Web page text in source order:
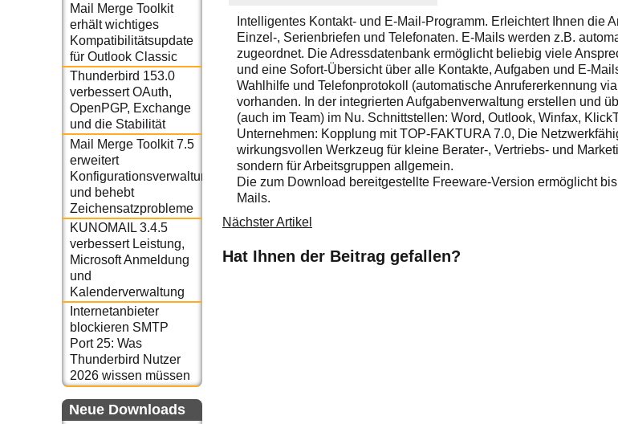
Mail Merge Toolkit
erhält wichtiges
Kompatibilitätsupdate
für Outlook Classic
Thunderbird 153.0
verbessert OAuth,
OpenPGP, Exchange
und die Stabilität
Mail Merge Toolkit 7.5
erweitert
Konfigurationsverwaltung
und behebt
Zeichensatzprobleme
KUNOMAIL 3.4.5
verbessert Leistung,
Microsoft Anmeldung
und
Kalenderverwaltung
Internetanbieter
blockieren SMTP
Port 25: Was
Thunderbird Nutzer
2026 wissen müssen
Neue Downloads
Intelligentes Kontakt- und E-Mail-Programm. Erleichtert Ihnen die
Einzel-, Serienbriefen und Telefonaten. E-Mails werden z.B.
zugeordnet. Die Adressdatenbank ermöglicht beliebig viele
und eine Sofort-Übersicht über alle Kontakte, Aufgaben und E-
Wahlhilfe und Telefonprotokoll (automatische Anrufererkennung
vorhanden. In der integrierten Aufgabenverwaltung erstellen und
(auch im Team) im Nu. Schnittstellen: Word, Outlook, Winfax,
Unternehmen: Kopplung mit TOP-FAKTURA 7.0, Die
wirkungsvollen Werkzeug für kleine Berater-, Vertriebs- und
sondern für Arbeitsgruppen allgemein.
Die zum Download bereitgestellte Freeware-Version ermöglicht
Mails.
Nächster Artikel
Hat Ihnen der Beitrag gefallen?